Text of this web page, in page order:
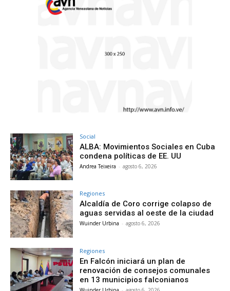
Social
ALBA: Movimientos Sociales en Cuba
condena políticas de EE. UU
Andrea Teixeira - agosto 6, 2026
Regiones
Alcaldía de Coro corrige colapso de
aguas servidas al oeste de la ciudad
Wuinder Urbina - agosto 6, 2026
Regiones
En Falcón iniciará un plan de
renovación de consejos comunales
en 13 municipios falconianos